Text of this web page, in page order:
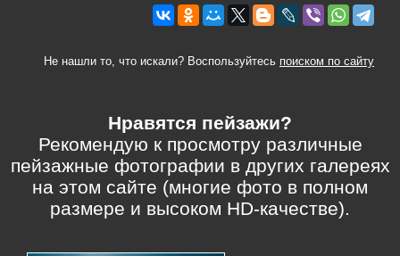
Не нашли то, что искали? Воспользуйтесь поиском по сайту
Нравятся пейзажи?
Рекомендую к просмотру различные
пейзажные фотографии в других галереях
на этом сайте (многие фото в полном
размере и высоком HD-качестве).